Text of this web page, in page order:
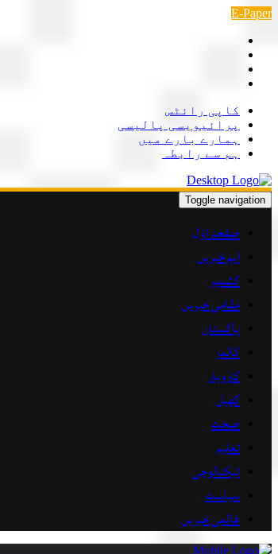
Skip
content
E-Paper
کاپی رائٹس
پرائیویسی پالیسی
ہمارے بارے میں
ہم سے رابطہ
Toggle navigation
صفحہ اوّل
اہم خبریں
کشمیر
مقامی خبریں
پاکستان
کالمز
کاروبار
کھیل
صحت
تعلیم
ٹیکنالوجی
سیاست
عالمی خبریں